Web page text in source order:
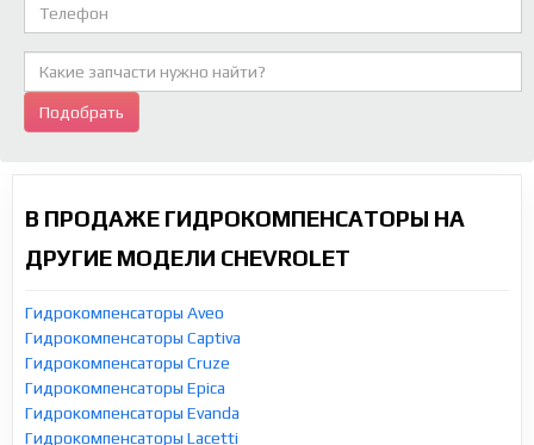
Подобрать
В ПРОДАЖЕ ГИДРОКОМПЕНСАТОРЫ НА
ДРУГИЕ МОДЕЛИ CHEVROLET
Гидрокомпенсаторы Aveo
Гидрокомпенсаторы Captiva
Гидрокомпенсаторы Cruze
Гидрокомпенсаторы Epica
Гидрокомпенсаторы Evanda
Гидрокомпенсаторы Lacetti